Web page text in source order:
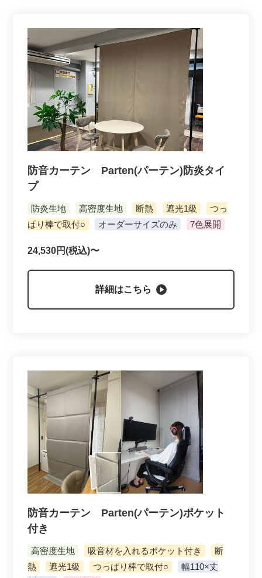
防音カーテン Parten(パーテン)防炎タイ
プ
防炎生地 高密度生地 断熱 遮光1級
つっ
ぱり棒で取付○
オーダーサイズのみ 7色展開
24,530円(税込)〜
詳細はこちら
防音カーテン Parten(パーテン)ポケット
付き
高密度生地 吸音材を入れるポケット付き
断
熱
遮光1級 つっぱり棒で取付○
幅110×丈